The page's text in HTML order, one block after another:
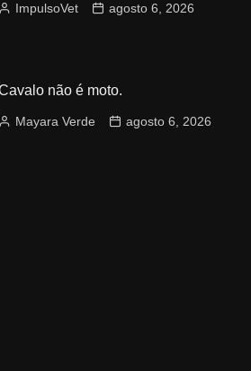
ImpulsoVet agosto 6, 2026
não é moto.
Mayara Verde agosto 6, 2026